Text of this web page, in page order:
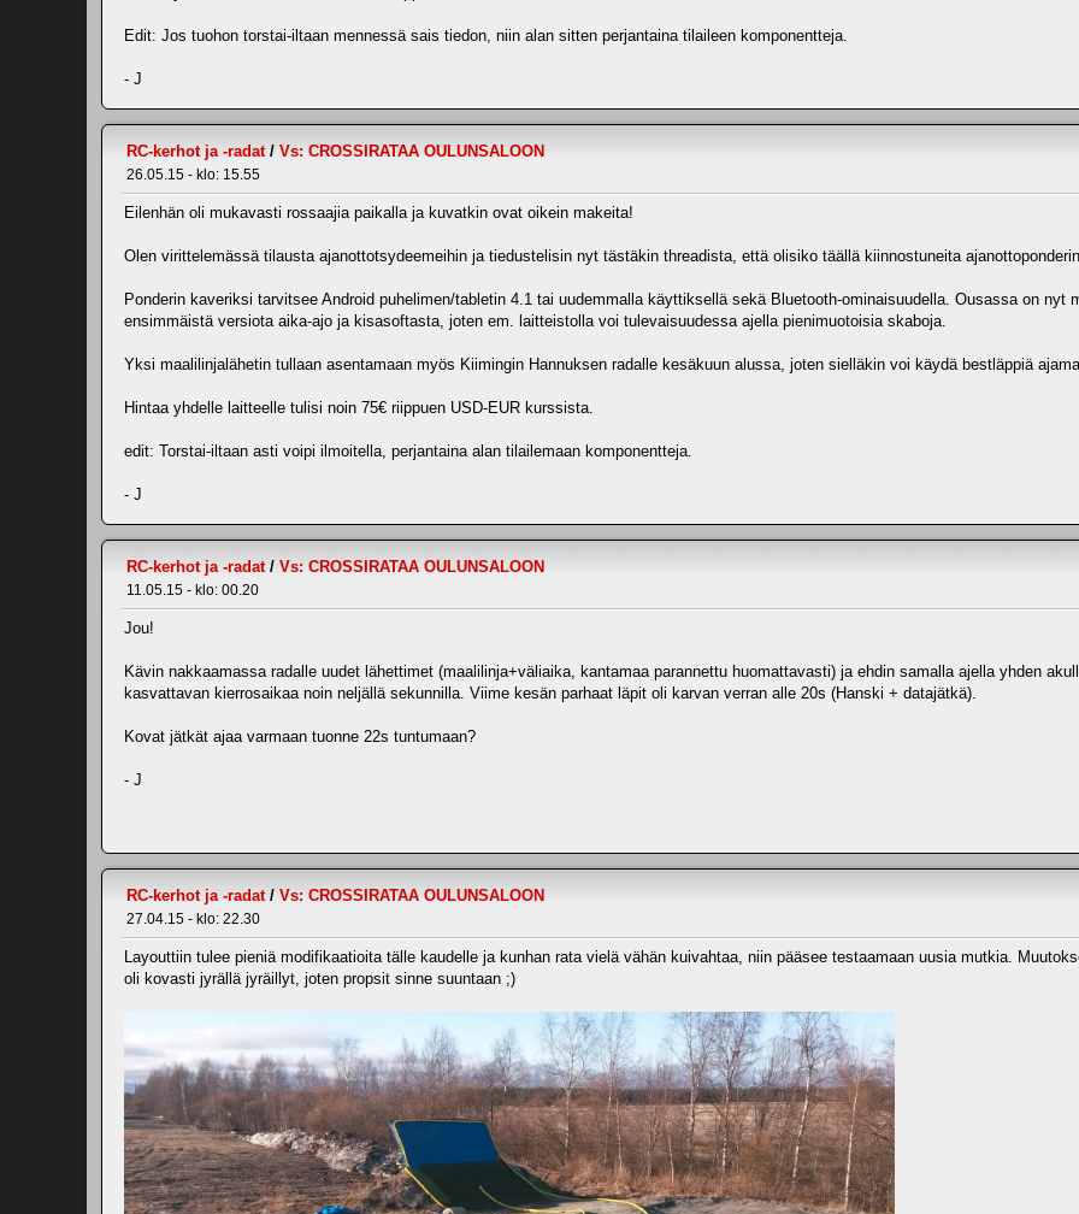
Edit: Jos tuohon torstai-iltaan mennessä sais tiedon, niin alan sitten perjantaina tilaileen komponentteja.
- J
RC-kerhot ja -radat/ Vs: CROSSIRATAA OULUNSALOON
26.05.15 - klo: 15.55
Eilenhän oli mukavasti rossaajia paikalla ja kuvatkin ovat oikein makeita!
Olen virittelemässä tilausta ajanottotsydeemeihin ja tiedustelisin nyt tästäkin threadista, että olisiko täällä kiinnostuneita
Ponderin kaveriksi tarvitsee Android puhelimen/tabletin 4.1 tai uudemmalla käyttiksellä sekä Bluetooth-ominaisuudella. Ousassa on
ensimmäistä versiota aika-ajo ja kisasoftasta, joten em. laitteistolla voi tulevaisuudessa ajella pienimuotoisia skaboja.
Yksi maalilinjalähetin tullaan asentamaan myös Kiimingin Hannuksen radalle kesäkuun alussa, joten sielläkin voi käydä bestläppiä
Hintaa yhdelle laitteelle tulisi noin 75€ riippuen USD-EUR kurssista.
edit: Torstai-iltaan asti voipi ilmoitella, perjantaina alan tilailemaan komponentteja.
- J
RC-kerhot ja -radat/ Vs: CROSSIRATAA OULUNSALOON
11.05.15 - klo: 00.20
Jou!
Kävin nakkaamassa radalle uudet lähettimet (maalilinja+väliaika, kantamaa parannettu huomattavasti) ja ehdin samalla ajella yhden
kasvattavan kierrosaikaa noin neljällä sekunnilla. Viime kesän parhaat läpit oli karvan verran alle 20s (Hanski + datajätkä).
Kovat jätkät ajaa varmaan tuonne 22s tuntumaan?
- J
RC-kerhot ja -radat/ Vs: CROSSIRATAA OULUNSALOON
27.04.15 - klo: 22.30
Layouttiin tulee pieniä modifikaatioita tälle kaudelle ja kunhan rata vielä vähän kuivahtaa, niin pääsee testaamaan uusia mutkia.
oli kovasti jyrällä jyräillyt, joten propsit sinne suuntaan ;)